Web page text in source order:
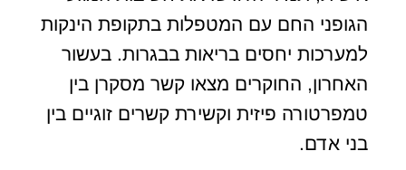
הגופני החם עם המטפלות בתקופת הינקות
למערכות יחסים בריאות בבגרות. בעשור
האחרון, החוקרים מצאו קשר מסקרן בין
טמפרטורה פיזית וקשירת קשרים זוגיים בין
בני אדם.